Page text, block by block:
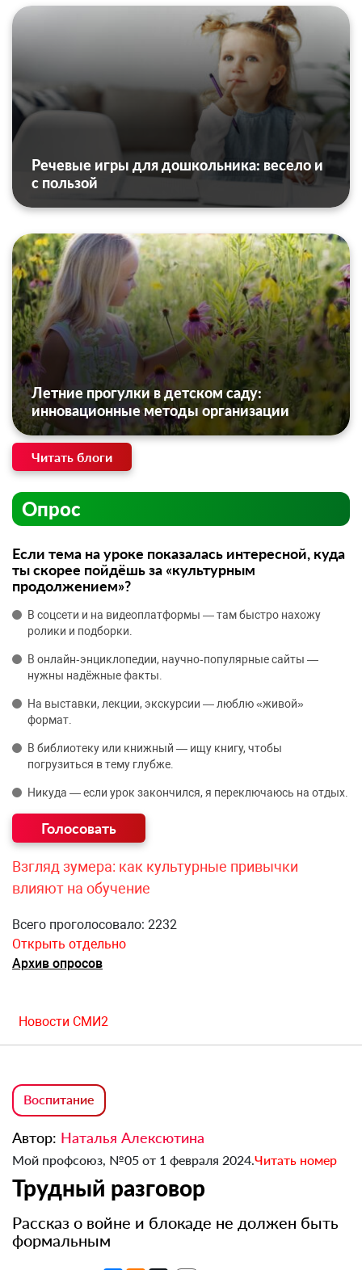
Речевые игры для дошкольника: весело и
с пользой
Летние прогулки в детском саду:
инновационные методы организации
Читать блоги
Опрос
Если тема на уроке показалась интересной, куда
ты скорее пойдёшь за «культурным
продолжением»?
В соцсети и на видеоплатформы — там быстро нахожу
ролики и подборки.
В онлайн‑энциклопедии, научно‑популярные сайты —
нужны надёжные факты.
На выставки, лекции, экскурсии — люблю «живой»
формат.
В библиотеку или книжный — ищу книгу, чтобы
погрузиться в тему глубже.
Никуда — если урок закончился, я переключаюсь на отдых.
Взгляд зумера: как культурные привычки
влияют на обучение
Всего проголосовало: 2232
Открыть отдельно
Архив опросов
Новости СМИ2
Воспитание
Автор: Наталья Алексютина
Мой профсоюз, №05 от 1 февраля 2024.Читать номер
Трудный разговор
Рассказ о войне и блокаде не должен быть
формальным